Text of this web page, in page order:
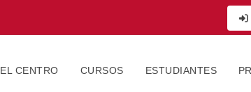
EL CENTRO CURSOS ESTUDIANTES